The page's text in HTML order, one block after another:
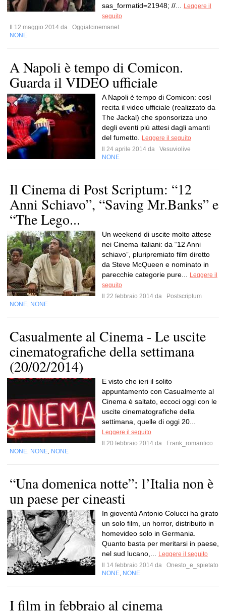
sas_formatid=21948; //...
Leggere il
seguito
Il 12 maggio 2014 da
Oggialcinemanet
NONE
A Napoli è tempo di Comicon.
Guarda il VIDEO ufficiale
A Napoli è tempo di Comicon: così
recita il video ufficiale (realizzato da
The Jackal) che sponsorizza uno
degli eventi più attesi dagli amanti
del fumetto.
Leggere il seguito
Il 24 aprile 2014 da
Vesuviolive
NONE
Il Cinema di Post Scriptum: “12
Anni Schiavo”, “Saving Mr.Banks” e
“The Lego...
Un weekend di uscite molto attese
nei Cinema italiani: da “12 Anni
schiavo”, pluripremiato film diretto
da Steve McQueen e nominato in
parecchie categorie pure...
Leggere il
seguito
Il 22 febbraio 2014 da
Postscriptum
NONE NONE
Casualmente al Cinema - Le uscite
cinematografiche della settimana
(20/02/2014)
E visto che ieri il solito
appuntamento con Casualmente al
Cinema è saltato, eccoci oggi con le
uscite cinematografiche della
settimana, quelle di oggi 20...
Leggere il seguito
Il 20 febbraio 2014 da
Frank_romantico
NONE NONE NONE
“Una domenica notte”: l’Italia non è
un paese per cineasti
In gioventù Antonio Colucci ha girato
un solo film, un horror, distribuito in
homevideo solo in Germania.
Quanto basta per meritarsi in paese,
nel sud lucano,...
Leggere il seguito
Il 14 febbraio 2014 da
Onesto_e_spietato
NONE NONE
I film in febbraio al cinema